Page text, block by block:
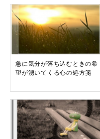
急に気分が落ち込むときの希
望が湧いてくる心の処方箋